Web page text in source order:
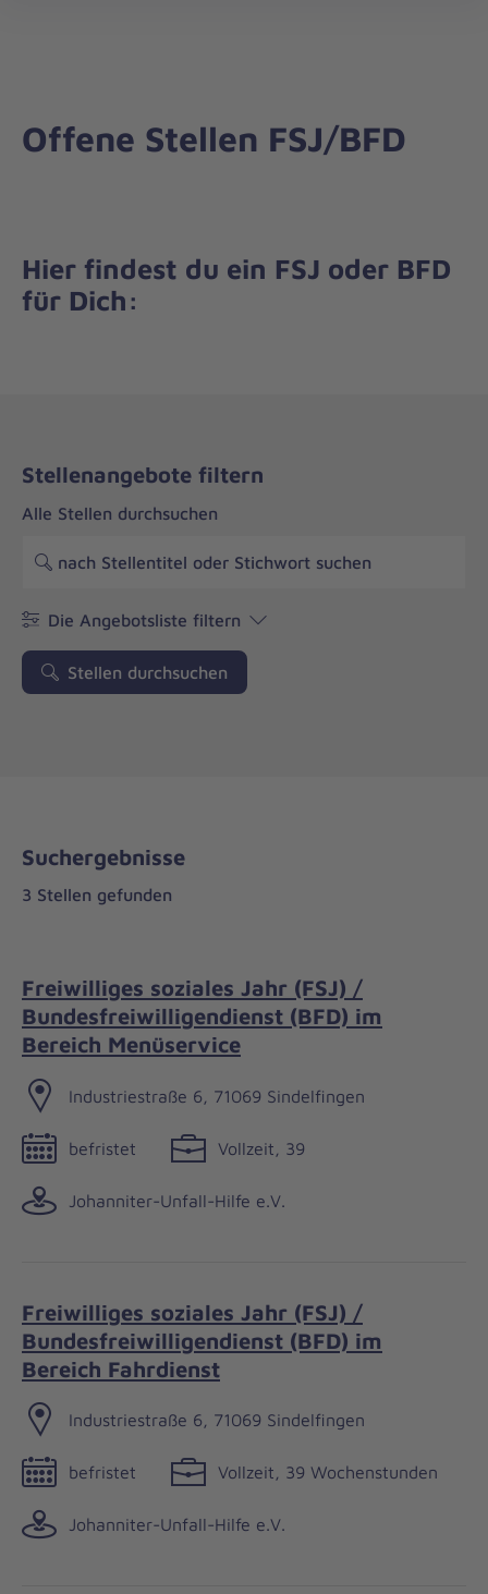
Offene Stellen FSJ/BFD
Hier findest du ein FSJ oder BFD
für Dich:
Stellenangebote filtern
Alle Stellen durchsuchen
Die Angebotsliste filtern
Stellen durchsuchen
Suchergebnisse
3 Stellen gefunden
Freiwilliges soziales Jahr (FSJ) /
Bundesfreiwilligendienst (BFD) im
Bereich Menüservice
Industriestraße 6, 71069 Sindelfingen
befristet Vollzeit, 39
Johanniter-Unfall-Hilfe e.V.
Freiwilliges soziales Jahr (FSJ) /
Bundesfreiwilligendienst (BFD) im
Bereich Fahrdienst
Industriestraße 6, 71069 Sindelfingen
befristet Vollzeit, 39 Wochenstunden
Johanniter-Unfall-Hilfe e.V.